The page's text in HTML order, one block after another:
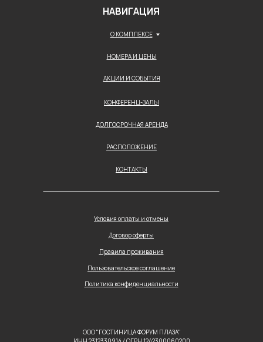
НАВИГАЦИЯ
О КОМПЛЕКСЕ
АКЦИИ И СОБЫТИЯ
НОМЕРА И ЦЕНЫ
КОНТАКТЫ
КОНФЕРЕНЦ-ЗАЛЫ
РАСПОЛОЖЕНИЕ
ДОЛГОСРОЧНАЯ АРЕНДА
Политика конфиденциальности
Пользовательское соглашение
Правила проживания
Договор оферты
Условия оплаты и отмены
ООО "ГОСТИНИЦА ФОРУМ ПЛАЗА"